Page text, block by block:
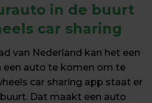
in de buurt
car sharing
van Nederland kan het een
een auto te komen om te
car sharing app staat er
Dat maakt een auto